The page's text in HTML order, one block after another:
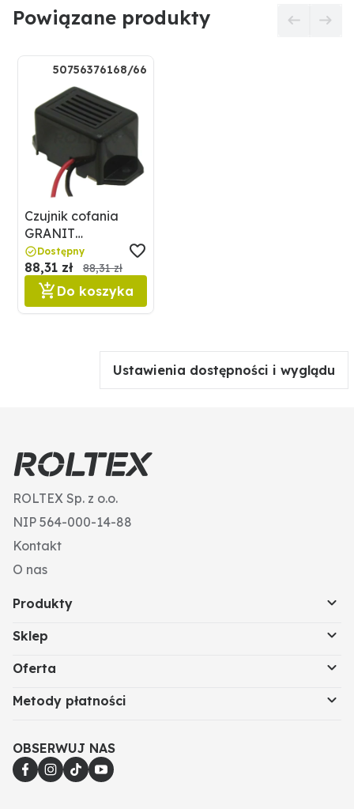
Głośność: 77–102 dB (samoczynna regulacja)
Przyłącze gwintowane
Obudowa: z tworzywa sztucznego, kolor czarny
Powiązane produkty
50756376168/66
Czujnik cofania
GRANIT
50756376168/66
Dostępny
88,31 zł 88,31 zł
Do koszyka
Ustawienia dostępności i wyglądu
ROLTEX Sp. z o.o.
NIP 564-000-14-88
Kontakt
O nas
Produkty
Sklep
Oferta
Metody płatności
OBSERWUJ NAS